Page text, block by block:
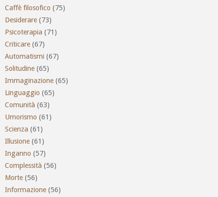
Caffè filosofico (75)
Desiderare (73)
Psicoterapia (71)
Criticare (67)
Automatismi (67)
Solitudine (65)
Immaginazione (65)
Linguaggio (65)
Comunità (63)
Umorismo (61)
Scienza (61)
Illusione (61)
Inganno (57)
Complessità (56)
Morte (56)
Informazione (56)